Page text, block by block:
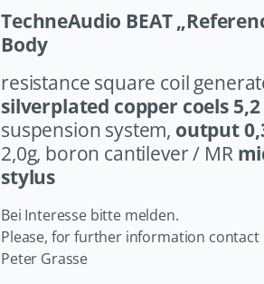
TechneAudio BEAT
Body
resistance square coil
silverplated copper coels
suspension system, output
2,0g, boron cantilever / MR
stylus
Bei Interesse bitte melden.
Please, for further information contact
Peter Grasse